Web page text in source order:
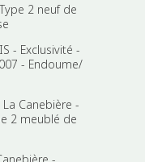
2 neuf de
- Exclusivité -
- Endoume/
Canebière -
2 meublé de